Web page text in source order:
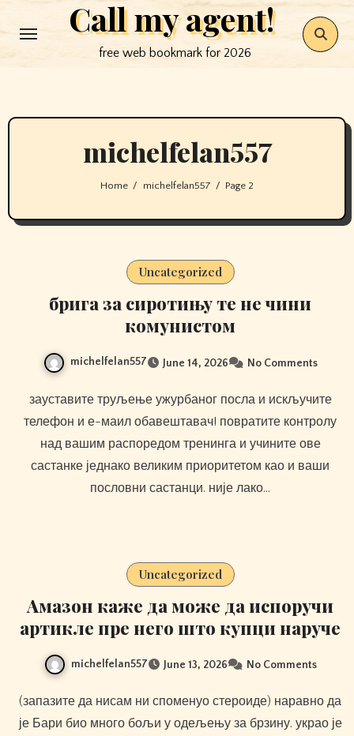
to
Call my agent!
free web bookmark for 2026
michelfelan557
Home michelfelan557 Page 2
Uncategorized
брига за сиротињу те не чини
комунистом
michelfelan557 June 14, 2026 No Comments
зауставите труљење ужурбаног посла и искључите
телефон и е-маил обавештавач! повратите контролу
над вашим распоредом тренинга и учините ове
састанке једнако великим приоритетом као и ваши
пословни састанци. није лако…
Uncategorized
Амазон каже да може да испоручи
артикле пре него што купци наруче
michelfelan557 June 13, 2026 No Comments
(запазите да нисам ни споменуо стероиде) наравно да
је Бари био много бољи у одељењу за брзину. украо је